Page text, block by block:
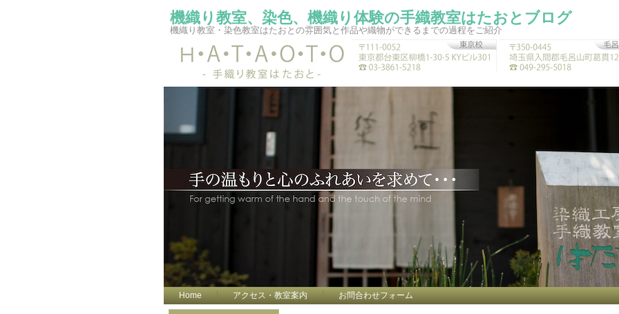
機織り教室、染色、機織り体験の手織教室はたおとブログ
機織り教室・染色教室はたおとの雰囲気と作品や織物ができるまでの過程をご紹介
Home アクセス・教室案内 お問合わせフォーム